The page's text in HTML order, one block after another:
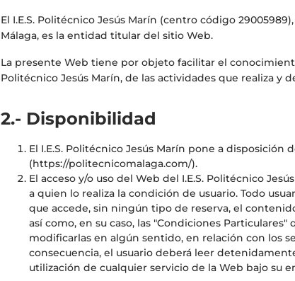
El I.E.S. Politécnico Jesús Marín (centro código
Málaga, es la entidad titular del sitio Web.
La presente Web tiene por objeto facilitar el
Politécnico Jesús Marín, de las actividades que realiza y
2.- Disponibilidad
El I.E.S. Politécnico Jesús Marín pone a disposición
(https://politecnicomalaga.com/).
El acceso y/o uso del Web del I.E.S. Politécnico
a quien lo realiza la condición de usuario. Todo
que accede, sin ningún tipo de reserva, el
así como, en su caso, las "Condiciones
modificarlas en algún sentido, en relación con los
consecuencia, el usuario deberá leer
utilización de cualquier servicio de la Web bajo su